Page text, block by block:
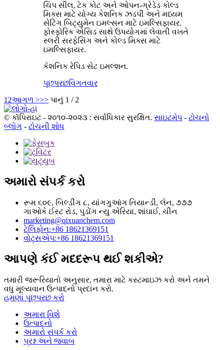
ચિપ સીલ, ટેક કોટ અને ઓપન-ગ્રેડેડ કોલ્ડ
મિક્સ માટે યોગ્ય કેશનિક ઝડપી અને મધ્યમ
સેટિંગ બિટ્યુમેન ઇમલ્સન માટે ઇમલ્સિફાયર.
ફોસ્ફોરિક એસિડ સાથે ઉપયોગમાં લેવાતી વખતે
સ્લરી સરફેસિંગ અને કોલ્ડ મિક્સ માટે
ઇમલ્સિફાયર.
કેશનિક રેપિડ સેટ ઇમલ્શન.
પૂછપરછવિગતવાર
1 2આગળ >>> પાનું 1 / 2
© કૉપિરાઇટ - ૨૦૧૦-૨૦૨૩ : સર્વાધિકાર સુરક્ષિત. સાઇટમેપ - ટોચનો
બ્લોગ - ટોચની શોધ
અમારો સંપર્ક કરો
રૂમ ૬૦૯, બિલ્ડીંગ ૮, યાંગગુઆંગ તિયાન્ડી, લેન, ૭૭૭
ગાઓકે ઈસ્ટ રોડ, પુડોંગ ન્યુ એરિયા, શાંઘાઈ, ચીન
marketing@qixuanchem.com
ટેલિફોન:+86 18621369151
વોટ્સએપ:+86 18621369151
આપણે કંઈ મદદરૂપ થઈ શકીએ?
તમારી જરૂરિયાતો અનુસાર, તમારા માટે કસ્ટમાઇઝ કરો અને તમને
વધુ મૂલ્યવાન ઉત્પાદનો પ્રદાન કરો.
હમણાં પૂછપરછ કરો
અમારા વિશે
ઉત્પાદનો
અમારો સંપર્ક કરો
પ્રશ્ન અને જવાબ